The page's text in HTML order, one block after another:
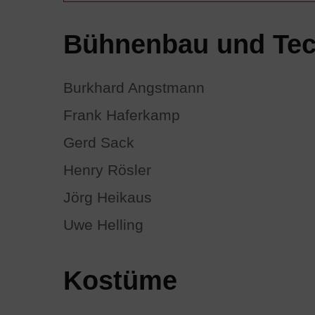
Bühnenbau und
Burkhard Angstmann
Frank Haferkamp
Gerd Sack
Henry Rösler
Jörg Heikaus
Uwe Helling
Kostüme